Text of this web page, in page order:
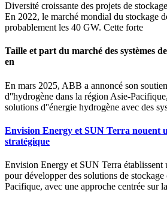
Diversité croissante des projets de
En 2022, le marché mondial du stockage
probablement les 40 GW. Cette forte
Taille et part du marché des systèmes
en
En mars 2025, ABB a annoncé son
d''hydrogène dans la région Asie-
solutions d''énergie hydrogène avec des
Envision Energy et SUN Terra nouent
stratégique
Envision Energy et SUN Terra établissent
pour développer des solutions de
Pacifique, avec une approche centrée sur la